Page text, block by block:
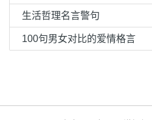
生活哲理名言警句
100句男女对比的爱情格言